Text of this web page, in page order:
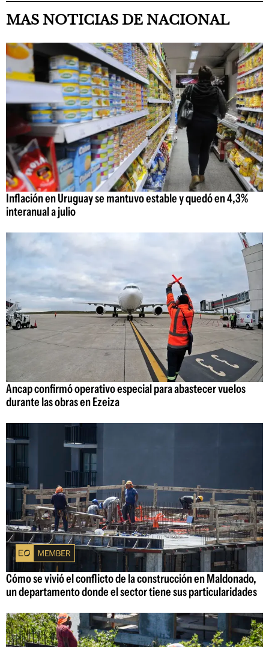
MAS NOTICIAS DE NACIONAL
Inflación en Uruguay se mantuvo estable y quedó en 4,3%
interanual a julio
Ancap confirmó operativo especial para abastecer vuelos
durante las obras en Ezeiza
Cómo se vivió el conflicto de la construcción en Maldonado,
un departamento donde el sector tiene sus particularidades